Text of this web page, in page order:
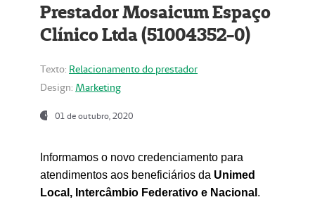
Prestador Mosaicum Espaço
Clínico Ltda (51004352-0)
Texto: Relacionamento do prestador
Design: Marketing
01 de outubro, 2020
Informamos o novo credenciamento para
atendimentos aos beneficiários da Unimed
Local, Intercâmbio Federativo e Nacional .